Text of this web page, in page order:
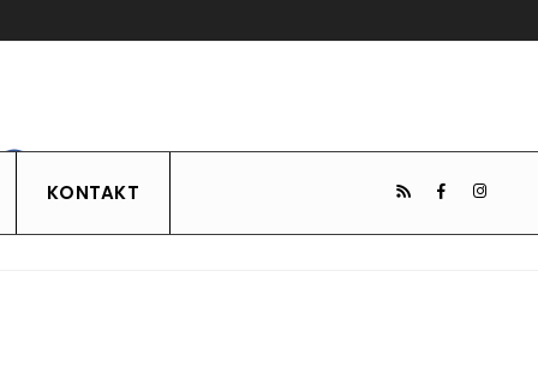
KONTAKT